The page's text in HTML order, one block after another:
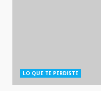
LO QUE TE PERDISTE